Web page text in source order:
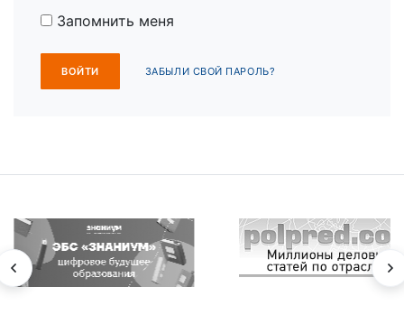
Запомнить меня
ЗАБЫЛИ СВОЙ ПАРОЛЬ?